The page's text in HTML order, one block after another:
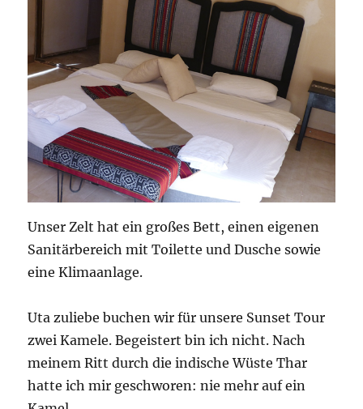
Unser Zelt hat ein großes Bett, einen eigenen
Sanitärbereich mit Toilette und Dusche sowie
eine Klimaanlage.
Uta zuliebe buchen wir für unsere Sunset Tour
zwei Kamele. Begeistert bin ich nicht. Nach
meinem Ritt durch die indische Wüste Thar
hatte ich mir geschworen: nie mehr auf ein